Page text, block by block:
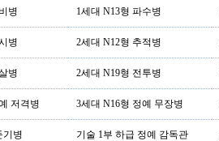
병 1세대 N13형 파수병
병 2세대 N12형 추적병
병 2세대 N19형 전투병
저격병 3세대 N16형 정예 무장병
기병 기술 1부 하급 정예 감독관